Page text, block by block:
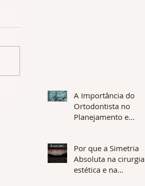
A Importância do
Ortodontista no
Planejamento e
para Tratamentos
Eficazes e
Personalizados
Por que a Simetria
Absoluta na cirurgia
estética e na